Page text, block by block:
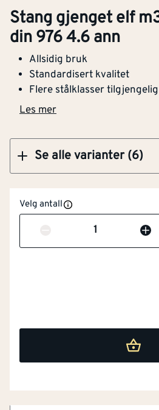
Stang gjenget elf
din 976 4.6 ann
Allsidig bruk
Standardisert kvalitet
Flere stålklasser tilgjengelig
Les mer
Se alle varianter (6)
Stang gjenget elforsinket
Kjøp
Velg antall
Antall
101276594